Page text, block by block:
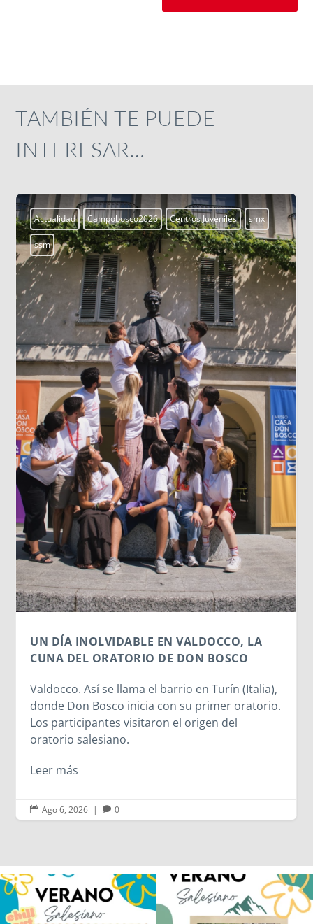
TAMBIÉN TE PUEDE
INTERESAR…
Actualidad Campobosco2026 Centros Juveniles smx
ssm
UN DÍA INOLVIDABLE EN VALDOCCO, LA
CUNA DEL ORATORIO DE DON BOSCO
Valdocco. Así se llama el barrio en Turín (Italia),
donde Don Bosco inicia con su primer oratorio.
Los participantes visitaron el origen del
oratorio salesiano.
Leer más
 Ago 6, 2026 |  0
Los alumnos de 6º de Primaria, 1º y 2º
de la ESO...
146 2
La diversión y la alegría también se han
sentido...
95 0